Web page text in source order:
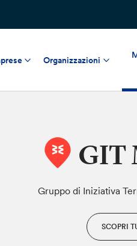
Organizzazioni
GIT
Gruppo di Iniziativa
SCOPRI